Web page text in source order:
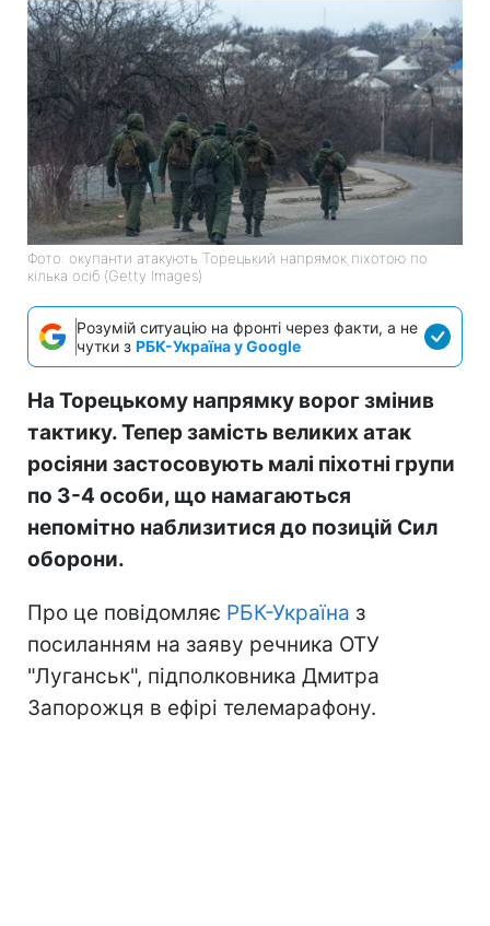
Фото: окупанти атакують Торецький напрямок піхотою по
кілька осіб (Getty Images)
Розумій ситуацію на фронті через факти, а не
чутки з РБК-Україна у Google
На Торецькому напрямку ворог змінив
тактику. Тепер замість великих атак
росіяни застосовують малі піхотні групи
по 3-4 особи, що намагаються
непомітно наблизитися до позицій Сил
оборони.
Про це повідомляє РБК-Україна з
посиланням на заяву речника ОТУ
"Луганськ", підполковника Дмитра
Запорожця в ефірі телемарафону.